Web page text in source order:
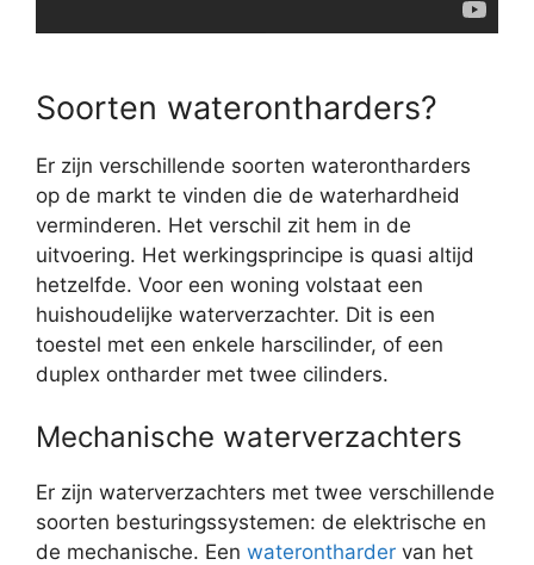
Soorten waterontharders?
Er zijn verschillende soorten waterontharders
op de markt te vinden die de waterhardheid
verminderen. Het verschil zit hem in de
uitvoering. Het werkingsprincipe is quasi altijd
hetzelfde. Voor een woning volstaat een
huishoudelijke waterverzachter. Dit is een
toestel met een enkele harscilinder, of een
duplex ontharder met twee cilinders.
Mechanische waterverzachters
Er zijn waterverzachters met twee verschillende
soorten besturingssystemen: de elektrische en
de mechanische. Een waterontharder van het